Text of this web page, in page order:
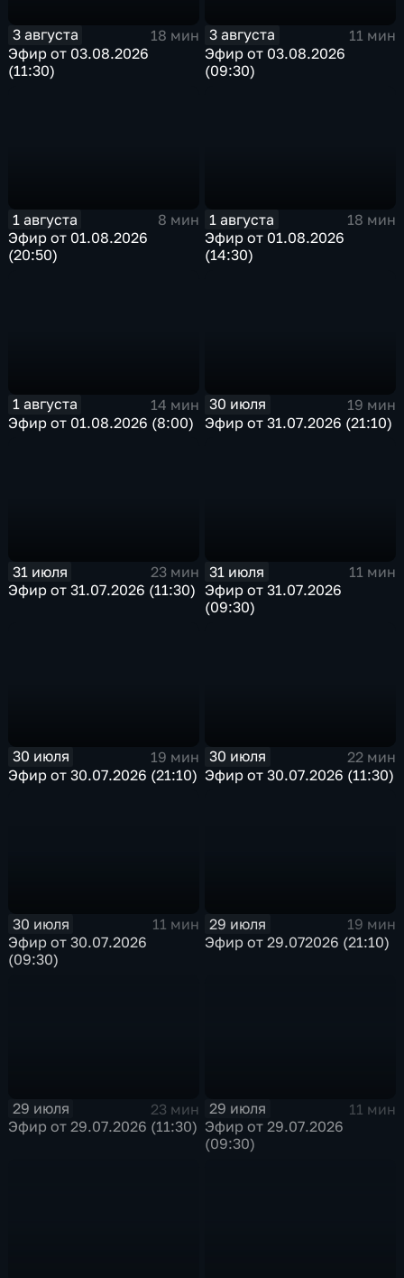
3 августа
18 мин
Эфир от 03.08.2026
(11:30)
3 августа
11 мин
Эфир от 03.08.2026
(09:30)
1 августа
8 мин
Эфир от 01.08.2026
(20:50)
1 августа
18 мин
Эфир от 01.08.2026
(14:30)
1 августа
14 мин
Эфир от 01.08.2026 (8:00)
30 июля
19 мин
Эфир от 31.07.2026 (21:10)
31 июля
23 мин
Эфир от 31.07.2026 (11:30)
31 июля
11 мин
Эфир от 31.07.2026
(09:30)
30 июля
19 мин
Эфир от 30.07.2026 (21:10)
30 июля
22 мин
Эфир от 30.07.2026 (11:30)
30 июля
11 мин
Эфир от 30.07.2026
(09:30)
29 июля
19 мин
Эфир от 29.072026 (21:10)
29 июля
23 мин
Эфир от 29.07.2026 (11:30)
29 июля
11 мин
Эфир от 29.07.2026
(09:30)